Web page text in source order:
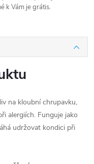
k Vám je grátis.
na kloubní chrupavku,
alergiích. Funguje jako
udržovat kondici při